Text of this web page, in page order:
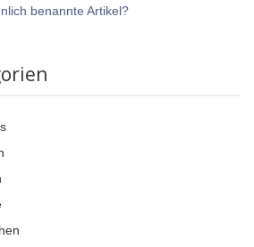
benannte Artikel?